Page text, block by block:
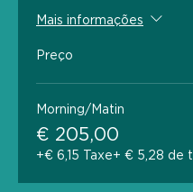
Mais informações
Preço
Morning/Matin
€ 205,00
+€ 6,15 Taxe+ € 5,28 de